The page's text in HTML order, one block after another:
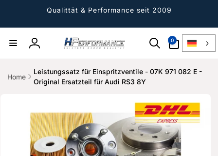
Qualittät & Performance seit 2009
Einloggen
0
Artikel
Home
Leistungssatz für Einspritzventile - 07K 971 082 E -
Original Ersatzteil für Audi RS3 8Y